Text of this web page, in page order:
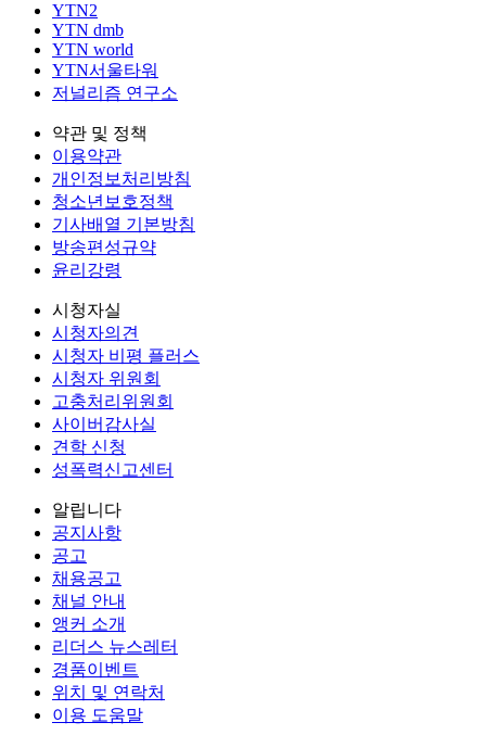
YTN2
YTN dmb
YTN world
YTN서울타워
저널리즘 연구소
약관 및 정책
이용약관
개인정보처리방침
청소년보호정책
기사배열 기본방침
방송편성규약
윤리강령
시청자실
시청자의견
시청자 비평 플러스
시청자 위원회
고충처리위원회
사이버감사실
견학 신청
성폭력신고센터
알립니다
공지사항
공고
채용공고
채널 안내
앵커 소개
리더스 뉴스레터
경품이벤트
위치 및 연락처
이용 도움말